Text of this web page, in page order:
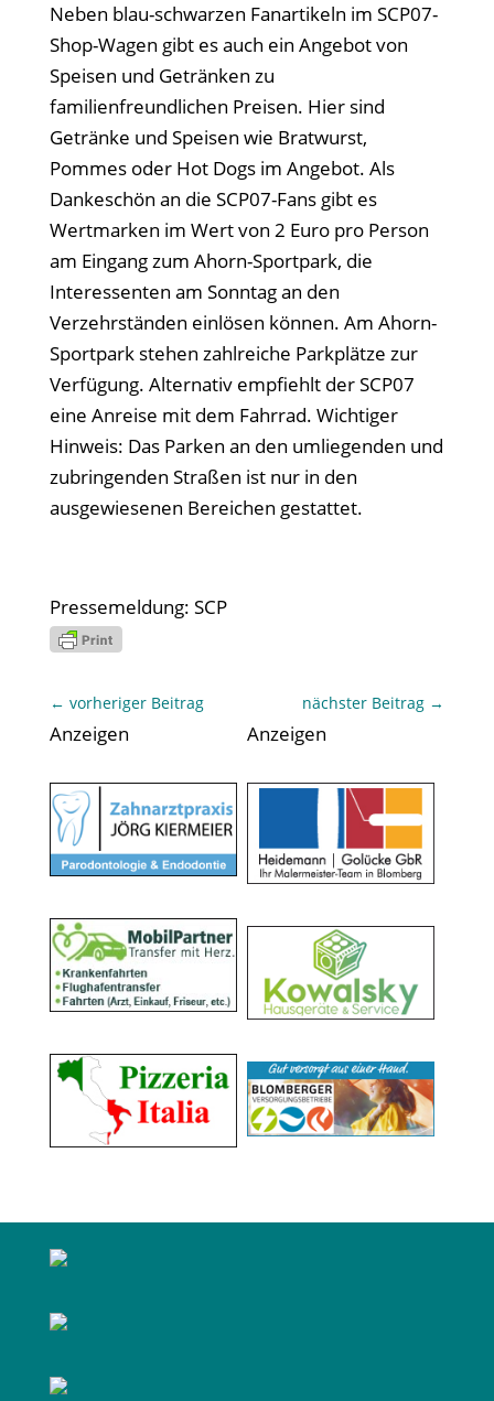
Neben blau-schwarzen Fanartikeln im SCP07-
Shop-Wagen gibt es auch ein Angebot von
Speisen und Getränken zu
familienfreundlichen Preisen. Hier sind
Getränke und Speisen wie Bratwurst,
Pommes oder Hot Dogs im Angebot. Als
Dankeschön an die SCP07-Fans gibt es
Wertmarken im Wert von 2 Euro pro Person
am Eingang zum Ahorn-Sportpark, die
Interessenten am Sonntag an den
Verzehrständen einlösen können. Am Ahorn-
Sportpark stehen zahlreiche Parkplätze zur
Verfügung. Alternativ empfiehlt der SCP07
eine Anreise mit dem Fahrrad. Wichtiger
Hinweis: Das Parken an den umliegenden und
zubringenden Straßen ist nur in den
ausgewiesenen Bereichen gestattet.
Pressemeldung: SCP
← vorheriger Beitrag nächster Beitrag →
Anzeigen Anzeigen